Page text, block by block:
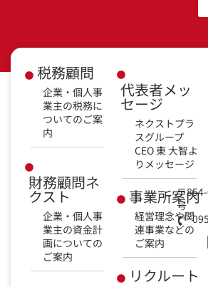
税務顧問
企業・個人事
業主の税務に
ついてのご案
内
財務顧問ネ
クスト
企業・個人事
業主の資金計
画についての
ご案内
代表者メッ
セージ
ネクストプラ
スグループ
CEO 東 大智よ
りメッセージ
事業所案内
経営理念や関
連事業などの
ご案内
リクルート
〒
号